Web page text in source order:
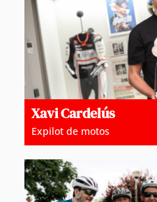
Xavi Cardelús
Expilot de motos